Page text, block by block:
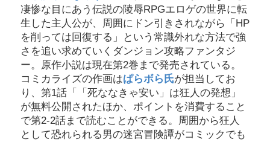
凄惨な目にあう伝説の陵辱RPGエロゲの世界に転
生した主人公が、周囲にドン引きされながら「HP
を削っては回復する」という常識外れな方法で強
さを追い求めていくダンジョン攻略ファンタジ
ー。原作小説は現在第2巻まで発売されている。
コミカライズの作画はぱらボら氏が担当してお
り、第1話「「死ななきゃ安い」は狂人の発想」
が無料公開されたほか、ポイントを消費すること
で第2-2話まで読むことができる。周囲から狂人
として恐れられる男の迷宮冒険譚がコミックでも